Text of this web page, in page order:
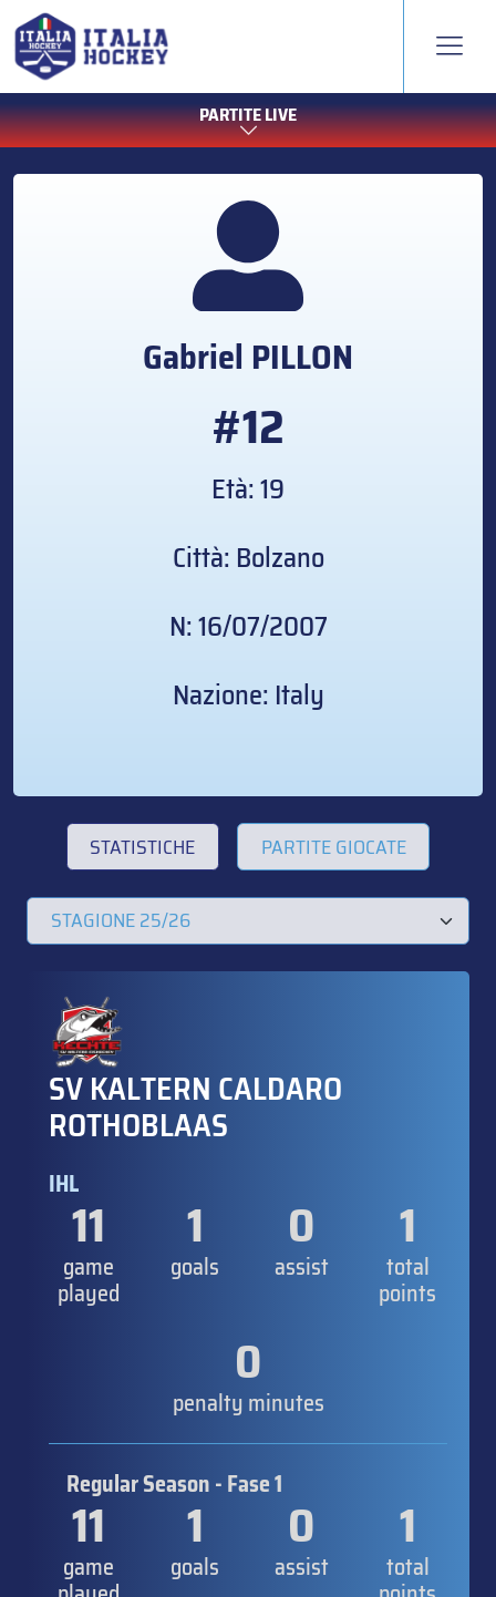
PARTITE LIVE
Gabriel PILLON
#12
Età: 19
Città: Bolzano
N: 16/07/2007
Nazione: Italy
STATISTICHE PARTITE GIOCATE
SV KALTERN CALDARO
ROTHOBLAAS
IHL
11
game
played
1
goals
0
assist
1
total
points
0
penalty minutes
Regular Season - Fase 1
11
game
1
goals
0
assist
1
total